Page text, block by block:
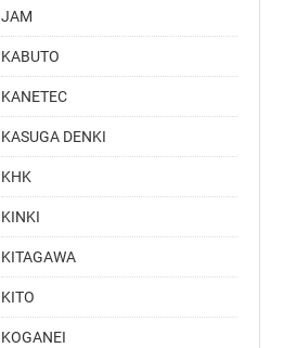
JAM
KABUTO
KANETEC
KASUGA DENKI
KHK
KINKI
KITAGAWA
KITO
KOGANEI